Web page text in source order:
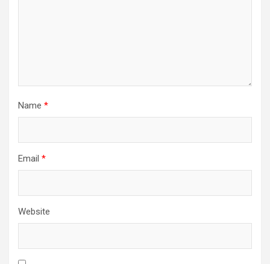
Name *
Email *
Website